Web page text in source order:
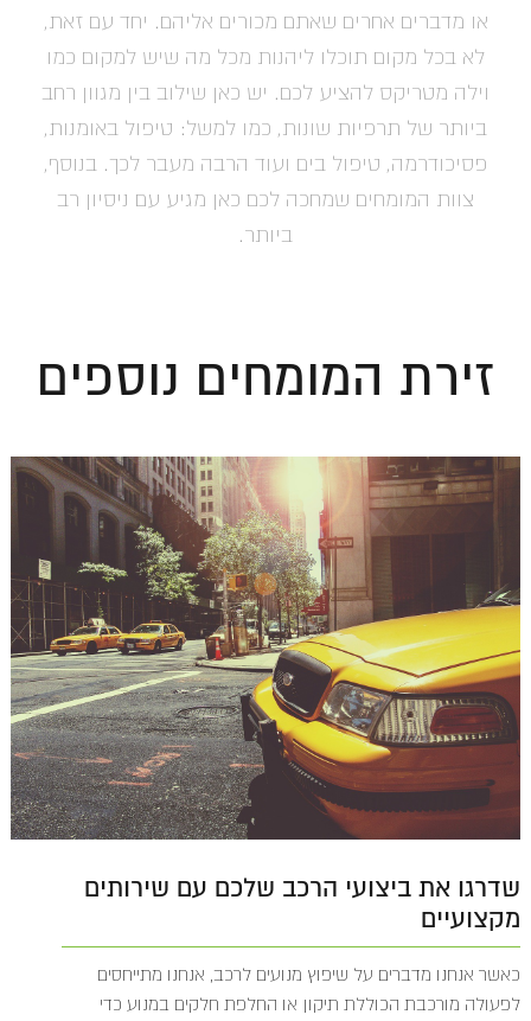
או מדברים אחרים שאתם מכורים אליהם. יחד עם זאת,
לא בכל מקום תוכלו ליהנות מכל מה שיש למקום כמו
וילה מטריקס להציע לכם. יש כאן שילוב בין מגוון רחב
ביותר של תרפיות שונות, כמו למשל: טיפול באומנות,
פסיכודרמה, טיפול בים ועוד הרבה מעבר לכך. בנוסף,
צוות המומחים שמחכה לכם כאן מגיע עם ניסיון רב
ביותר.
זירת המומחים נוספים
שדרגו את ביצועי הרכב שלכם עם שירותים
מקצועיים
כאשר אנחנו מדברים על שיפוץ מנועים לרכב, אנחנו מתייחסים
לפעולה מורכבת הכוללת תיקון או החלפת חלקים במנוע כדי